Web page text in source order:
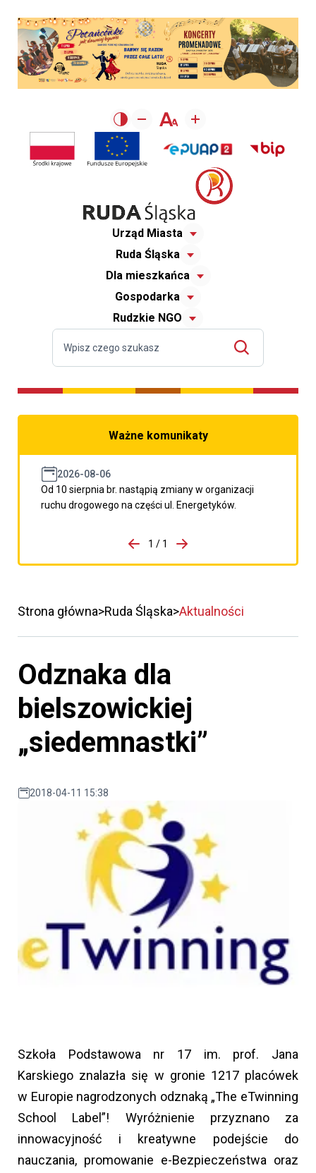
Urząd Miasta
Ruda Śląska
Dla mieszkańca
Gospodarka
Rudzkie NGO
Ważne komunikaty
2026-08-06
Od 10 sierpnia br. nastąpią zmiany w organizacji
ruchu drogowego na części ul. Energetyków.
porzpedniego komunikatu
1 / 1
Przejdź do następnego
Strona główna Ruda Śląska Aktualności
Odznaka dla
bielszowickiej
„siedemnastki”
2018-04-11 15:38
Szkoła Podstawowa nr 17 im. prof. Jana
Karskiego znalazła się w gronie 1217 placówek
w Europie nagrodzonych odznaką „The eTwinning
School Label”! Wyróżnienie przyznano za
innowacyjność i kreatywne podejście do
nauczania, promowanie e-Bezpieczeństwa oraz